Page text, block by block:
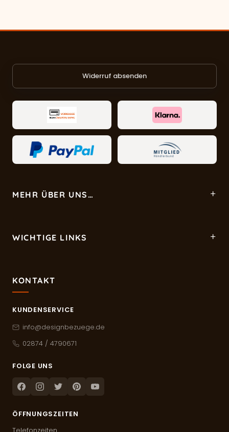
Widerruf absenden
MEHR ÜBER UNS…
WICHTIGE LINKS
KONTAKT
KUNDENSERVICE
info@designbezuege.de
02874 / 4790671
FOLGE UNS
FacebookInstagram
TwitterPinterestYoutube
ÖFFNUNGSZEITEN